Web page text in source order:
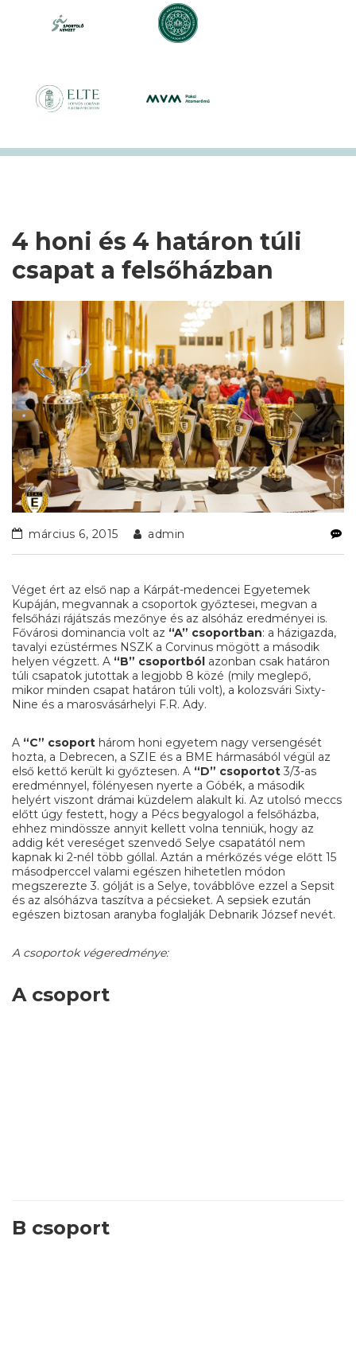
4 honi és 4 határon túli
csapat a felsőházban
március 6, 2015 admin
Véget ért az első nap a Kárpát-medencei Egyetemek
Kupáján, megvannak a csoportok győztesei, megvan a
felsőházi rájátszás mezőnye és az alsóház eredményei is.
Fővárosi dominancia volt az “A” csoportban: a házigazda,
tavalyi ezüstérmes NSZK a Corvinus mögött a második
helyen végzett. A “B” csoportból azonban csak határon
túli csapatok jutottak a legjobb 8 közé (mily meglepő,
mikor minden csapat határon túli volt), a kolozsvári Sixty-
Nine és a marosvásárhelyi F.R. Ady.
A “C” csoport három honi egyetem nagy versengését
hozta, a Debrecen, a SZIE és a BME hármasából végül az
első kettő került ki győztesen. A “D” csoportot 3/3-as
eredménnyel, fölényesen nyerte a Góbék, a második
helyért viszont drámai küzdelem alakult ki. Az utolsó meccs
előtt úgy festett, hogy a Pécs begyalogol a felsőházba,
ehhez mindössze annyit kellett volna tenniük, hogy az
addig két vereséget szenvedő Selye csapatától nem
kapnak ki 2-nél több góllal. Aztán a mérkőzés vége előtt 15
másodperccel valami egészen hihetetlen módon
megszerezte 3. gólját is a Selye, továbblőve ezzel a Sepsit
és az alsóházva taszítva a pécsieket. A sepsiek ezután
egészen biztosan aranyba foglalják Debnarik József nevét.
A csoportok végeredménye:
A csoport
B csoport